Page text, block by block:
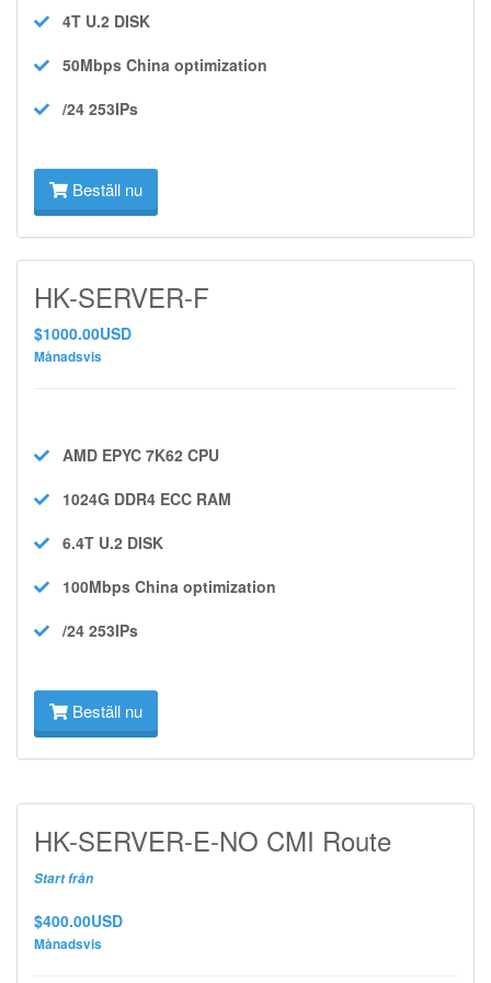
4T U.2 DISK
50Mbps China optimization
/24 253IPs
Beställ nu
HK-SERVER-F
$1000.00USD
Månadsvis
AMD EPYC 7K62 CPU
1024G DDR4 ECC RAM
6.4T U.2 DISK
100Mbps China optimization
/24 253IPs
Beställ nu
HK-SERVER-E-NO CMI Route
Start från
$400.00USD
Månadsvis